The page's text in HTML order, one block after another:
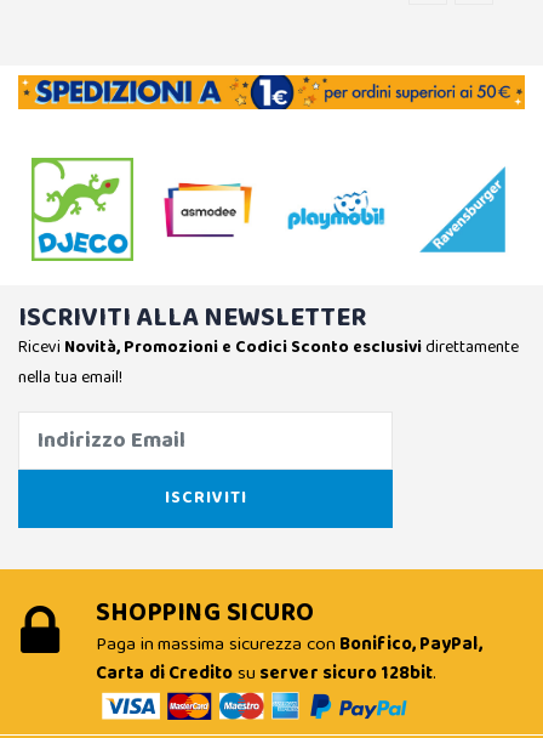
ISCRIVITI ALLA NEWSLETTER
Ricevi Novità, Promozioni e Codici Sconto esclusividirettamente
nella tua email!
SHOPPING SICURO
Paga in massima sicurezza con Bonifico, PayPal,
Carta di Creditosu server sicuro 128bit.